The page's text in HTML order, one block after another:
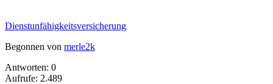
Dienstunfähigkeitsversicherung
Begonnen von merle2k
Antworten: 0
Aufrufe: 2.489